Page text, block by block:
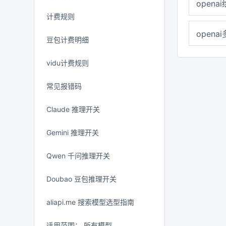
计费规则
豆包计费明细
vidu计费规则
常见报错码
Claude 推理开关
Gemini 推理开关
Qwen 千问推理开关
Doubao 豆包推理开关
aliapi.me 搜索模型选型指南
openai
openai